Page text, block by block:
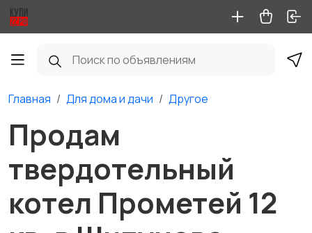
Главная Для дома и дачи Другое
Продам
твердотельный
котел Прометей 12